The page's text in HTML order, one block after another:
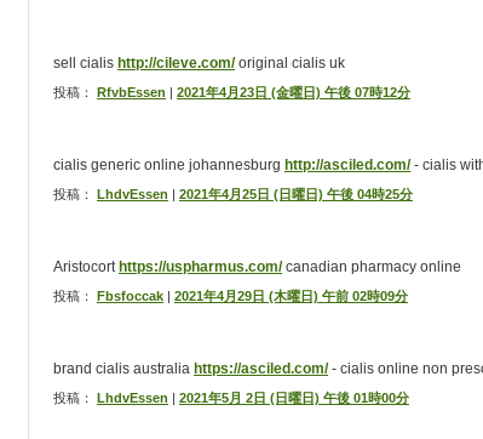
sell cialis http://cileve.com/original cialis uk
投稿： RfvbEssen | 2021年4月23日 (金曜日) 午後 07時12分
cialis generic online johannesburg http://asciled.com/- cialis
投稿： LhdvEssen | 2021年4月25日 (日曜日) 午後 04時25分
Aristocort https://uspharmus.com/canadian pharmacy online
投稿： Fbsfoccak | 2021年4月29日 (木曜日) 午前 02時09分
brand cialis australia https://asciled.com/- cialis online non
投稿： LhdvEssen | 2021年5月 2日 (日曜日) 午後 01時00分